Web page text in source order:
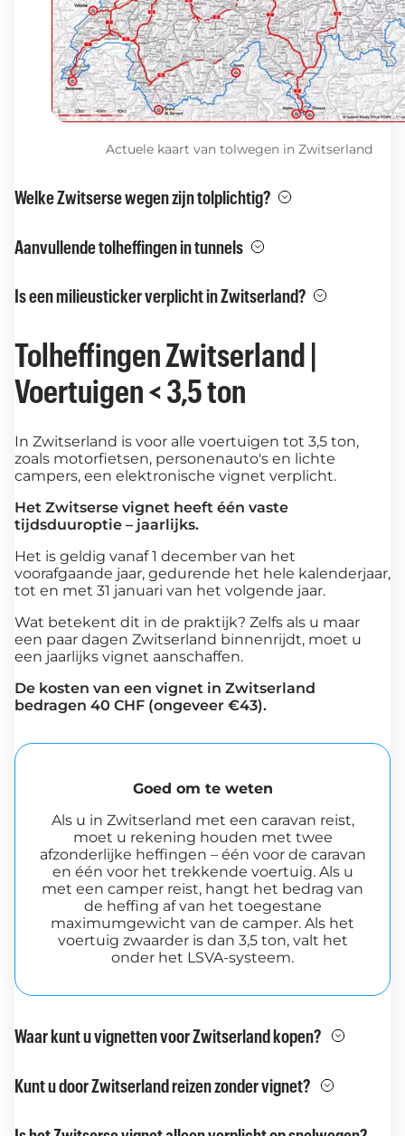
Actuele kaart van tolwegen in Zwitserland
Welke Zwitserse wegen zijn tolplichtig?
Aanvullende tolheffingen in tunnels
Is een milieusticker verplicht in Zwitserland?
Tolheffingen Zwitserland |
Voertuigen < 3,5 ton
In Zwitserland is voor alle voertuigen tot 3,5 ton,
zoals motorfietsen, personenauto's en lichte
campers, een elektronische vignet verplicht.
Het Zwitserse vignet heeft één vaste
tijdsduuroptie – jaarlijks.
Het is geldig vanaf 1 december van het
voorafgaande jaar, gedurende het hele kalenderjaar,
tot en met 31 januari van het volgende jaar.
Wat betekent dit in de praktijk? Zelfs als u maar
een paar dagen Zwitserland binnenrijdt, moet u
een jaarlijks vignet aanschaffen.
De kosten van een vignet in Zwitserland
bedragen 40 CHF (ongeveer €43).
Goed om te weten
Als u in Zwitserland met een caravan reist,
moet u rekening houden met twee
afzonderlijke heffingen – één voor de caravan
en één voor het trekkende voertuig. Als u
met een camper reist, hangt het bedrag van
de heffing af van het toegestane
maximumgewicht van de camper. Als het
voertuig zwaarder is dan 3,5 ton, valt het
onder het LSVA-systeem.
Waar kunt u vignetten voor Zwitserland kopen?
Kunt u door Zwitserland reizen zonder vignet?